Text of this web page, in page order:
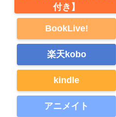
付き】
BookLive!
楽天kobo
kindle
アニメイト